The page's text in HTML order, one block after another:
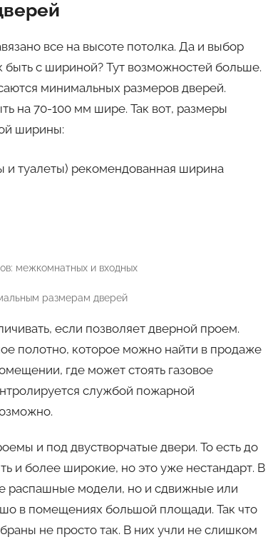
все на высоте потолка. Да и выбор
быть с шириной? Тут возможностей больше.
минимальных размеров дверей.
на 70-100 мм шире. Так вот, размеры
ширины:
и туалеты) рекомендованная ширина
размерам дверей
если позволяет дверной проем.
полотно, которое можно найти в продаже
где может стоять газовое
службой пожарной
и под двустворчатые двери. То есть до
и более широкие, но это уже нестандарт. В
распашные модели, но и сдвижные или
в помещениях большой площади. Так что
не просто так. В них учли не слишком